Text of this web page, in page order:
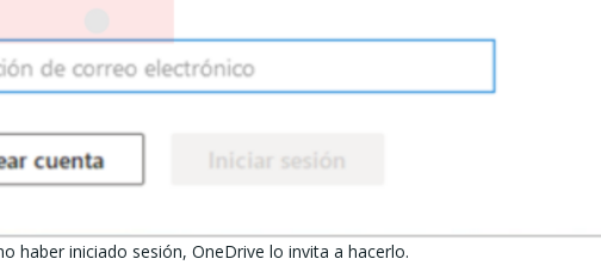
haber iniciado sesión, OneDrive lo invita a hacerlo.